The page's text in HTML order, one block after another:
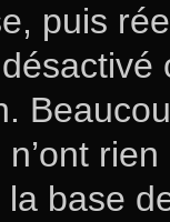
puis
base